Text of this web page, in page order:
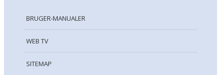
BRUGER-MANUALER
WEB TV
SITEMAP